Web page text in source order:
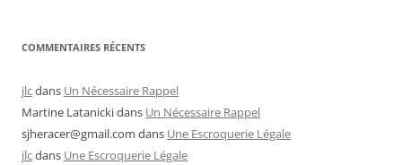
COMMENTAIRES RÉCENTS
jlcdans Un Nécessaire Rappel
Martine Latanickidans Un Nécessaire Rappel
sjheracer@gmail.com dans Une Escroquerie Légale
jlcdans Une Escroquerie Légale